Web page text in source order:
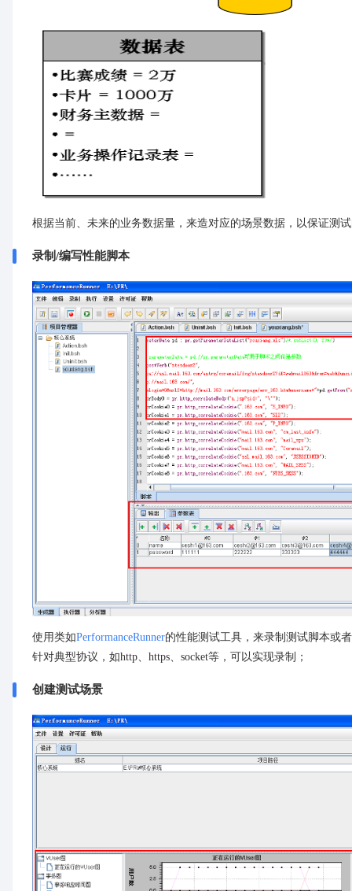
根据当前、未来的业务数据量，来造对应的场景数据，以保证测
录制/编写性能脚本
使用类如PerformanceRunner的性能测试工具，来录制测试脚本或
针对典型协议，如http、https、socket等，可以实现录制；
创建测试场景